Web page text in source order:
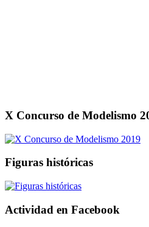
X Concurso de Modelismo
Figuras históricas
Actividad en Facebook